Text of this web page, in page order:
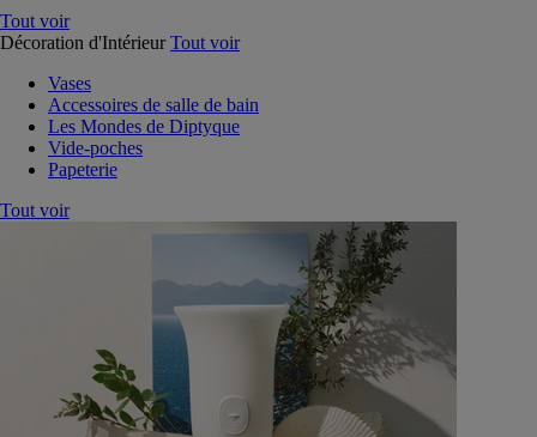
Tout voir
Décoration d'Intérieur Tout voir
Vases
Accessoires de salle de bain
Les Mondes de Diptyque
Vide-poches
Papeterie
Tout voir